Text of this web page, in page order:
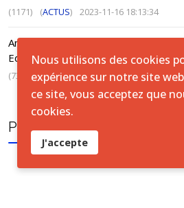
(1171) (ACTUS) 2023-11-16 18:13:34
Annuaire Satistique, Fondamental 1,
Education de base non formelle -
(737) (ACTUS) 2024-10-20 11:14:58
PUBLICATION TAGS
Nous utilisons des cookies
expérience sur notre site
ce site, vous acceptez que
cookies.
J'accepte